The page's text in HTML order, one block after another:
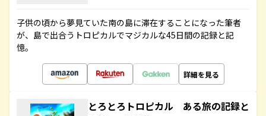
子供の頃から夢見ていた南の島に滞在することになった筆者
が、島で出合うトロピカルでマジカルな45日間の記録と記
憶。
詳細を見る
とろとろトロピカル ある旅の記録と